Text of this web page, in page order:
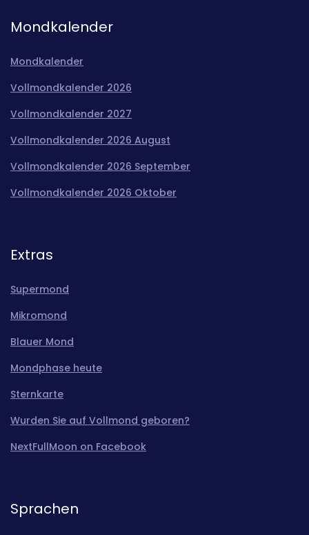
Mondkalender
Mondkalender
Vollmondkalender 2026
Vollmondkalender 2027
Vollmondkalender 2026 August
Vollmondkalender 2026 September
Vollmondkalender 2026 Oktober
Extras
Supermond
Mikromond
Blauer Mond
Mondphase heute
Sternkarte
Wurden Sie auf Vollmond geboren?
NextFullMoon on Facebook
Sprachen